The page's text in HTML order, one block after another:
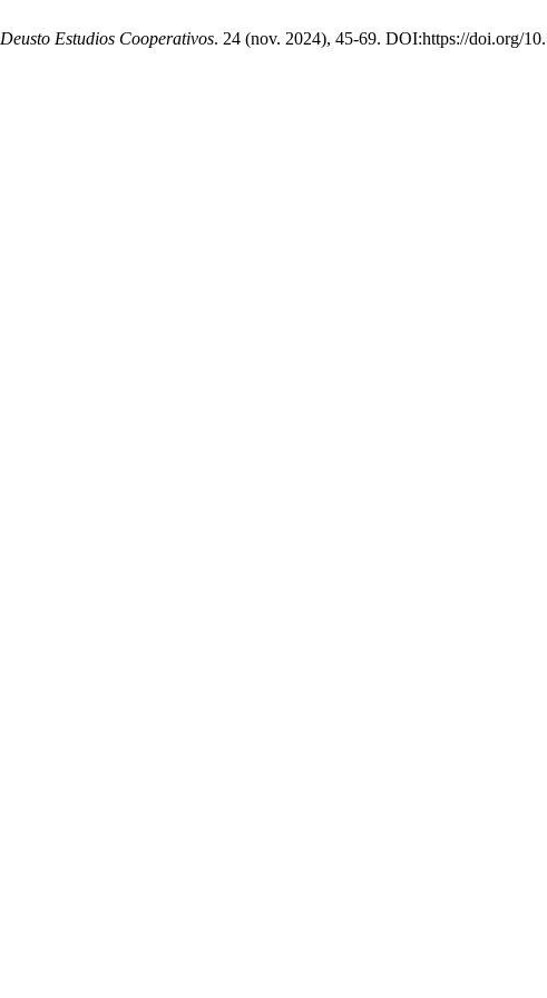
Deusto Estudios Cooperativos. 24 (nov. 2024), 45-69. DOI:https://doi.org/